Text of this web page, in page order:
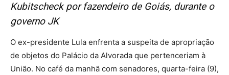
Kubitscheck por fazendeiro de Goiás, durante o
governo JK
O ex-presidente Lula enfrenta a suspeita de apropriação
de objetos do Palácio da Alvorada que pertenceriam à
União. No café da manhã com senadores, quarta-feira (9),